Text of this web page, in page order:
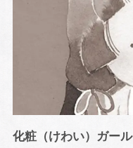
化粧（けわい）ガール